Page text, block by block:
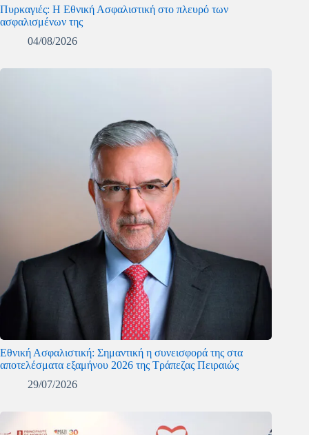
Πυρκαγιές: Η Εθνική Ασφαλιστική στο πλευρό των
ασφαλισμένων της
04/08/2026
Εθνική Ασφαλιστική: Σημαντική η συνεισφορά της στα
αποτελέσματα εξαμήνου 2026 της Τράπεζας Πειραιώς
29/07/2026